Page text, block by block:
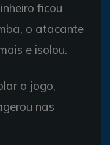
ficou
o atacante
e isolou.
o jogo,
nas